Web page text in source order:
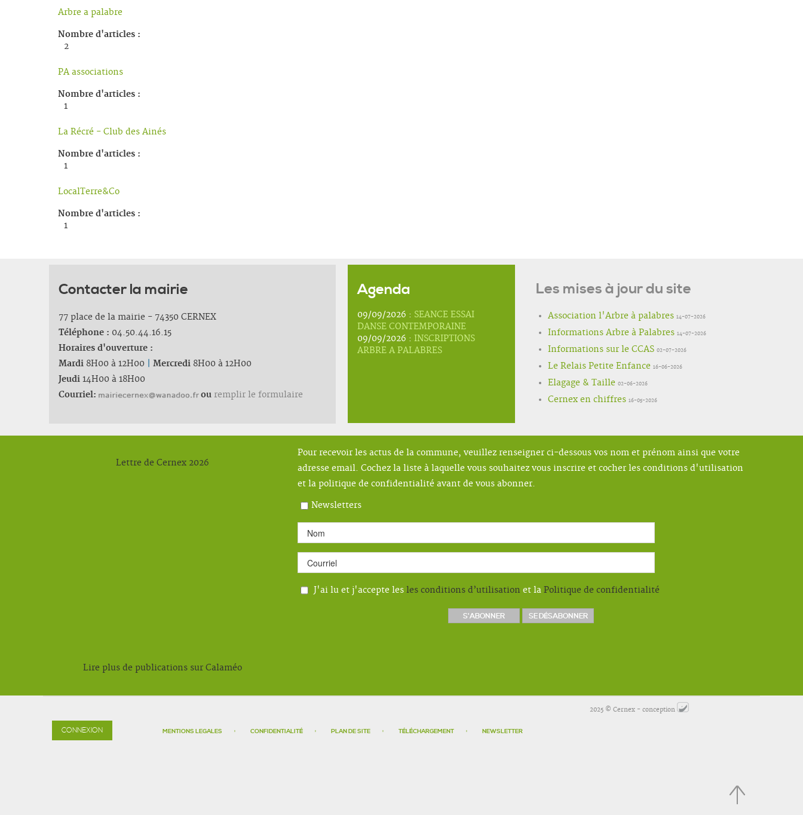
Arbre a palabre
Nombre d'articles :
2
PA associations
Nombre d'articles :
1
La Récré - Club des Ainés
Nombre d'articles :
1
LocalTerre&Co
Nombre d'articles :
1
Contacter la mairie
77 place de la mairie - 74350 CERNEX
Téléphone : 04.50.44.16.15
Horaires d'ouverture :
Mardi 8H00 à 12H00 Mercredi 8H00 à 12H00
Jeudi 14H00 à 18H00
Courriel:
ou remplir le formulaire
Agenda
09/09/2026 : SEANCE ESSAI
DANSE CONTEMPORAINE
09/09/2026 : INSCRIPTIONS
ARBRE A PALABRES
Les mises à jour du site
Association l'Arbre à palabres 14-07-2026
Informations Arbre à Palabres 14-07-2026
Informations sur le CCAS 02-07-2026
Le Relais Petite Enfance 16-06-2026
Elagage & Taille 02-06-2026
Cernex en chiffres 16-05-2026
Lettre de Cernex 2026
Lire plus de publications sur Calaméo
Pour recevoir les actus de la commune, veuillez renseigner ci-dessous vos nom et prénom ainsi que votre
adresse email. Cochez la liste à laquelle vous souhaitez vous inscrire et cocher les conditions d'utilisation
et la politique de confidentialité avant de vous abonner.
Newsletters
J'ai lu et j'accepte les les conditions d’utilisation et la Politique de confidentialité
CONNEXION MENTIONS LEGALES CONFIDENTIALITÉ PLAN DE SITE TÉLÉCHARGEMENT NEWSLETTER
2025 © Cernex - conception